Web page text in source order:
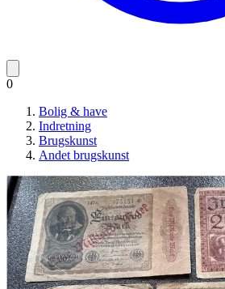
0
Bolig & have
Indretning
Brugskunst
Andet brugskunst